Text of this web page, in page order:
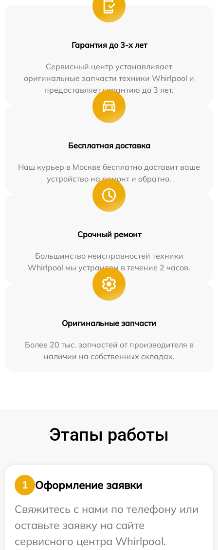
Гарантия до 3-х лет
Сервисный центр устанавливает
оригинальные запчасти техники Whirlpool и
предоставляет гарантию до 3 лет.
Бесплатная доставка
Наш курьер в Москве бесплатно доставит ваше
устройство на ремонт и обратно.
Срочный ремонт
Большинство неисправностей техники
Whirlpool мы устраняем в течение 2 часов.
Оригинальные запчасти
Более 20 тыс. запчастей от производителя в
наличии на собственных складах.
Этапы работы
1
Оформление заявки
Свяжитесь с нами по телефону или
оставьте заявку на сайте
сервисного центра Whirlpool.